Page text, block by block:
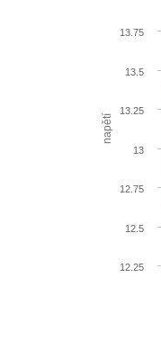
napětí
12.25
12.5
12.75
13
13.25
13.5
13.75